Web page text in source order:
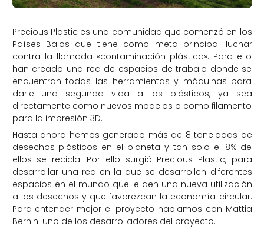
Precious Plastic es una comunidad que comenzó en los
Países Bajos que tiene como meta principal luchar
contra la llamada «contaminación plástica». Para ello
han creado una red de espacios de trabajo donde se
encuentran todas las herramientas y máquinas para
darle una segunda vida a los plásticos, ya sea
directamente como nuevos modelos o como filamento
para la impresión 3D.
Hasta ahora hemos generado más de 8 toneladas de
desechos plásticos en el planeta y tan solo el 8% de
ellos se recicla. Por ello surgió Precious Plastic, para
desarrollar una red en la que se desarrollen diferentes
espacios en el mundo que le den una nueva utilización
a los desechos y que favorezcan la economía circular.
Para entender mejor el proyecto hablamos con Mattia
Bernini uno de los desarrolladores del proyecto.